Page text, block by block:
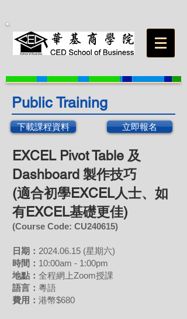
Public Training
下載課程資料 立即報名
EXCEL Pivot Table 及
Dashboard 製作技巧
(適合初學EXCEL人士、如
有EXCEL基礎更佳)
(Course Code: CU240615)
日期： 2024.06.15 (星期六)
時間： 10:00am - 1:00pm
地點： 全程網上Zoom授課
語言： 粵語
費用 ： 港幣$680